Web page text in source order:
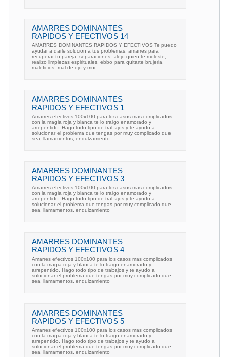
AMARRES DOMINANTES
RAPIDOS Y EFECTIVOS 14
AMARRES DOMINANTES RAPIDOS Y EFECTIVOS Te puedo
ayudar a darle solucion a tus problemas, amarres para
recuperar tu pareja, separaciones, alejo quien te moleste,
realizo limpiezas espirituales, ebbo para quitarte brujeria,
maleficios, mal de ojo y muc
AMARRES DOMINANTES
RAPIDOS Y EFECTIVOS 1
Amarres efectivos 100x100 para los casos mas complicados
con la magia roja y blanca te lo traigo enamorado y
arrepentido. Hago todo tipo de trabajos y te ayudo a
solucionar el problema que tengas por muy complicado que
sea, llamamentos, endulzamiento
AMARRES DOMINANTES
RAPIDOS Y EFECTIVOS 3
Amarres efectivos 100x100 para los casos mas complicados
con la magia roja y blanca te lo traigo enamorado y
arrepentido. Hago todo tipo de trabajos y te ayudo a
solucionar el problema que tengas por muy complicado que
sea, llamamentos, endulzamiento
AMARRES DOMINANTES
RAPIDOS Y EFECTIVOS 4
Amarres efectivos 100x100 para los casos mas complicados
con la magia roja y blanca te lo traigo enamorado y
arrepentido. Hago todo tipo de trabajos y te ayudo a
solucionar el problema que tengas por muy complicado que
sea, llamamentos, endulzamiento
AMARRES DOMINANTES
RAPIDOS Y EFECTIVOS 5
Amarres efectivos 100x100 para los casos mas complicados
con la magia roja y blanca te lo traigo enamorado y
arrepentido. Hago todo tipo de trabajos y te ayudo a
solucionar el problema que tengas por muy complicado que
sea, llamamentos, endulzamiento